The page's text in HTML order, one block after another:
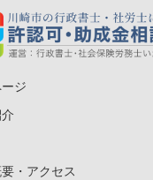
ジ
・アクセス